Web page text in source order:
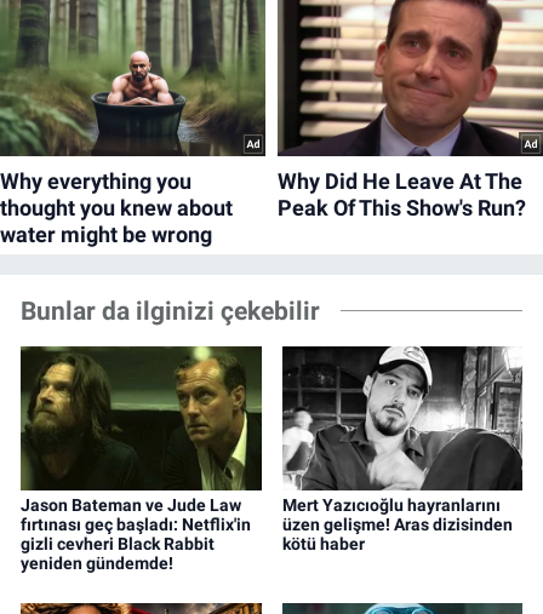
Bunlar da ilginizi çekebilir
Jason Bateman ve Jude Law
fırtınası geç başladı: Netflix'in
gizli cevheri Black Rabbit
yeniden gündemde!
Mert Yazıcıoğlu hayranlarını
üzen gelişme! Aras dizisinden
kötü haber